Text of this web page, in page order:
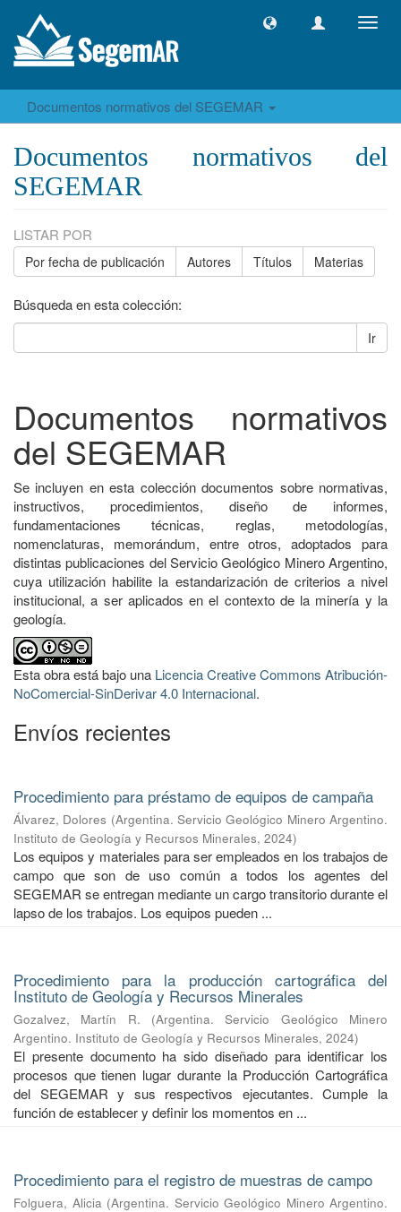
Documentos normativos del SEGEMAR
Documentos normativos del
SEGEMAR
LISTAR POR
Por fecha de publicación Autores Títulos Materias
Búsqueda en esta colección:
Ir
Documentos normativos
del SEGEMAR
Se incluyen en esta colección documentos sobre normativas,
instructivos, procedimientos, diseño de informes,
fundamentaciones técnicas, reglas, metodologías,
nomenclaturas, memorándum, entre otros, adoptados para
distintas publicaciones del Servicio Geológico Minero Argentino,
cuya utilización habilite la estandarización de criterios a nivel
institucional, a ser aplicados en el contexto de la minería y la
geología.
Esta obra está bajo una Licencia Creative Commons Atribución-
NoComercial-SinDerivar 4.0 Internacional.
Envíos recientes
Procedimiento para préstamo de equipos de campaña
Álvarez, Dolores (Argentina. Servicio Geológico Minero Argentino.
Instituto de Geología y Recursos Minerales, 2024)
Los equipos y materiales para ser empleados en los trabajos de
campo que son de uso común a todos los agentes del
SEGEMAR se entregan mediante un cargo transitorio durante el
lapso de los trabajos. Los equipos pueden ...
Procedimiento para la producción cartográfica del
Instituto de Geología y Recursos Minerales
Gozalvez, Martín R. (Argentina. Servicio Geológico Minero
Argentino. Instituto de Geología y Recursos Minerales, 2024)
El presente documento ha sido diseñado para identificar los
procesos que tienen lugar durante la Producción Cartográfica
del SEGEMAR y sus respectivos ejecutantes. Cumple la
función de establecer y definir los momentos en ...
Procedimiento para el registro de muestras de campo
Folguera, Alicia (Argentina. Servicio Geológico Minero Argentino.